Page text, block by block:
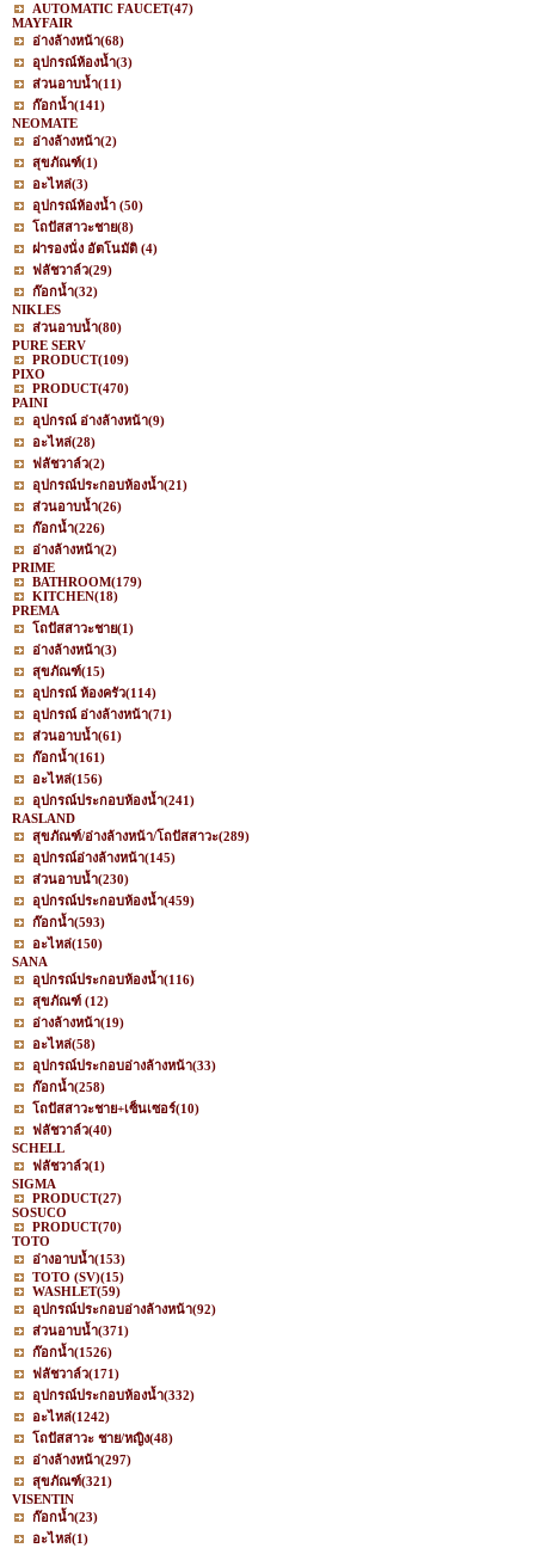
AUTOMATIC FAUCET(47)
MAYFAIR
อ่างล้างหน้า(68)
อุปกรณ์ห้องน้ำ(3)
ส่วนอาบน้ำ(11)
ก๊อกน้ำ(141)
NEOMATE
อ่างล้างหน้า(2)
สุขภัณฑ์(1)
อะไหล่(3)
อุปกรณ์ห้องน้ำ (50)
โถปัสสาวะชาย(8)
ฝารองนั่ง อัตโนมัติ (4)
ฟลัชวาล์ว(29)
ก๊อกน้ำ(32)
NIKLES
ส่วนอาบน้ำ(80)
PURE SERV
PRODUCT(109)
PIXO
PRODUCT(470)
PAINI
อุปกรณ์ อ่างล้างหน้า(9)
อะไหล่(28)
ฟลัชวาล์ว(2)
อุปกรณ์ประกอบห้องน้ำ(21)
ส่วนอาบน้ำ(26)
ก๊อกน้ำ(226)
อ่างล้างหน้า(2)
PRIME
BATHROOM(179)
KITCHEN(18)
PREMA
โถปัสสาวะชาย(1)
อ่างล้างหน้า(3)
สุขภัณฑ์(15)
อุปกรณ์ ห้องครัว(114)
อุปกรณ์ อ่างล้างหน้า(71)
ส่วนอาบน้ำ(61)
ก๊อกน้ำ(161)
อะไหล่(156)
อุปกรณ์ประกอบห้องน้ำ(241)
RASLAND
สุขภัณฑ์/อ่างล้างหน้า/โถปัสสาวะ(289)
อุปกรณ์อ่างล้างหน้า(145)
ส่วนอาบน้ำ(230)
อุปกรณ์ประกอบห้องน้ำ(459)
ก๊อกน้ำ(593)
อะไหล่(150)
SANA
อุปกรณ์ประกอบห้องน้ำ(116)
สุขภัณฑ์ (12)
อ่างล้างหน้า(19)
อะไหล่(58)
อุปกรณ์ประกอบอ่างล้างหน้า(33)
ก๊อกน้ำ(258)
โถปัสสาวะชาย+เซ็นเซอร์(10)
ฟลัชวาล์ว(40)
SCHELL
ฟลัชวาล์ว(1)
SIGMA
PRODUCT(27)
SOSUCO
PRODUCT(70)
TOTO
อ่างอาบน้ำ(153)
TOTO (SV)(15)
WASHLET(59)
อุปกรณ์ประกอบอ่างล้างหน้า(92)
ส่วนอาบน้ำ(371)
ก๊อกน้ำ(1526)
ฟลัชวาล์ว(171)
อุปกรณ์ประกอบห้องน้ำ(332)
อะไหล่(1242)
โถปัสสาวะ ชาย/หญิง(48)
อ่างล้างหน้า(297)
สุขภัณฑ์(321)
VISENTIN
ก๊อกน้ำ(23)
อะไหล่(1)